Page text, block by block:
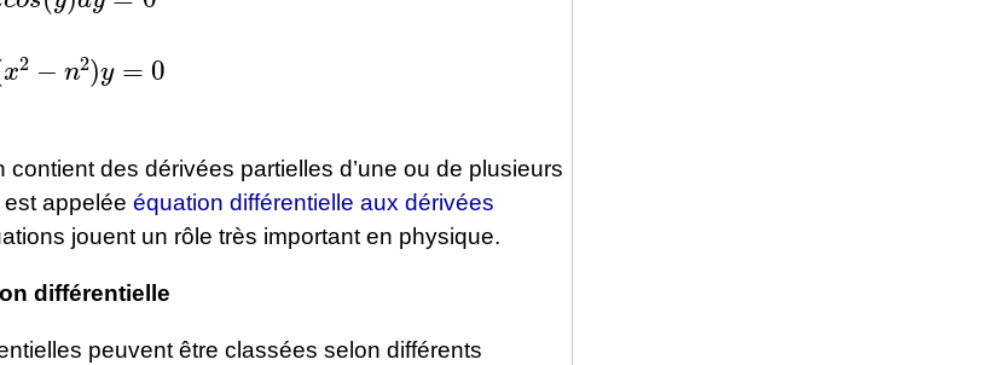
− n =0
contient des dérivées partielles d’une ou de plusieurs
est appelée équation différentielle aux dérivées
jouent un rôle très important en physique.
différentielle
peuvent être classées selon différents